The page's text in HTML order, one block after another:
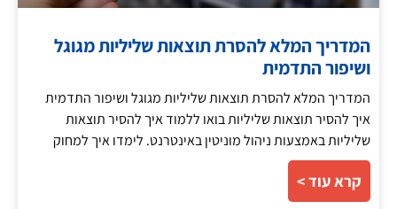
המדריך המלא להסרת תוצאות שליליות מגוגל
ושיפור התדמית
המדריך המלא להסרת תוצאות שליליות מגוגל ושיפור התדמית
איך להסיר תוצאות שליליות בואו ללמוד איך להסיר תוצאות
שליליות באמצעות ניהול מוניטין באינטרנט. לימדו איך למחוק
קרא עוד >